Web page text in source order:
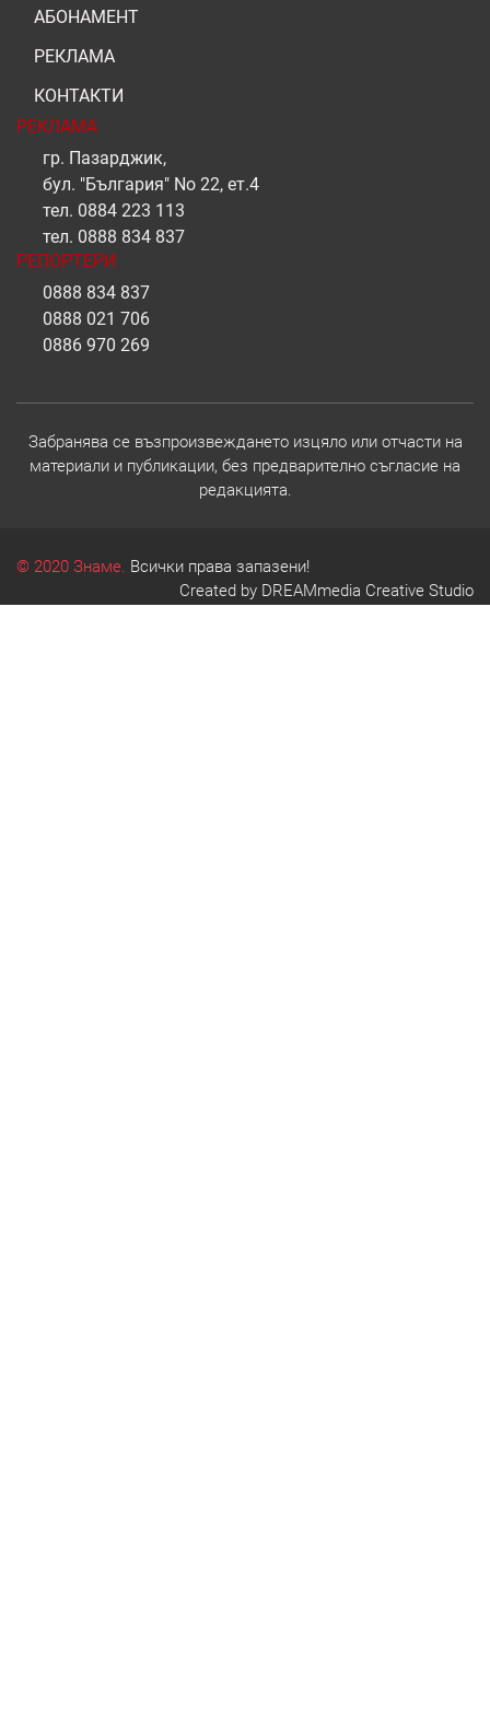
АБОНАМЕНТ
РЕКЛАМА
КОНТАКТИ
РЕКЛАМА
гр. Пазарджик,
бул. "България" No 22, ет.4
тел. 0884 223 113
тел. 0888 834 837
РЕПОРТЕРИ
0888 834 837
0888 021 706
0886 970 269
Забранява се възпроизвеждането изцяло или отчасти на
материали и публикации, без предварително съгласие на
редакцията.
© 2020 Знаме. Всички права запазени!
Created by DREAMmedia Creative Studio